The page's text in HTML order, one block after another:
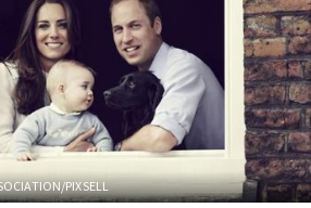
PIXSELL